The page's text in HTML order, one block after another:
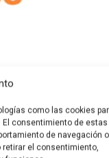
como las cookies
consentimiento de estas
de navegación o
el consentimiento,